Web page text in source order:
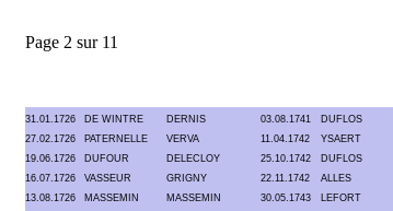
Page 2 sur 11
31.01.1726 DE WINTRE DERNIS 03.08.1741 DUFLOS
27.02.1726
PATERNELLE VERVA 11.04.1742 YSAERT
19.06.1726
DUFOUR DELECLOY 25.10.1742 DUFLOS
16.07.1726
VASSEUR GRIGNY 22.11.1742 ALLES
13.08.1726
MASSEMIN MASSEMIN 30.05.1743 LEFORT